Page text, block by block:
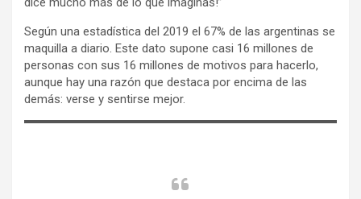
Según una estadística del 2019 el 67% de las argentinas se
maquilla a diario. Este dato supone casi 16 millones de
personas con sus 16 millones de motivos para hacerlo,
aunque hay una razón que destaca por encima de las
demás: verse y sentirse mejor.